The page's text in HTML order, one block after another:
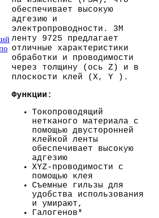
обеспечивает высокую
адгезию и
электропроводности. 3M
ленту 9725 предлагает
отличные характеристики
обработки и проводимости
через толщину (ось Z) и в
плоскости клей (X, Y ).
Функции:
Токопроводящий
нетканого материала с
помощью двусторонней
клейкой ленты
обеспечивает высокую
адгезию
XYZ-проводимости с
помощью клея
Съемные гильзы для
удобства использования
и умирают,
Галогенов*